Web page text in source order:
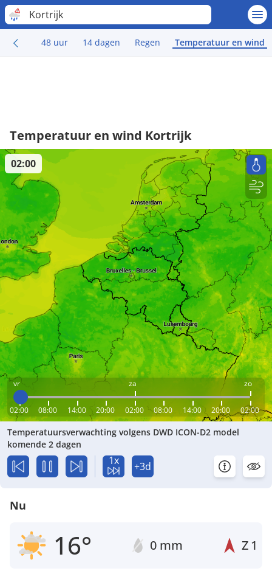
Kortrijk
48 uur 14 dagen Regen Temperatuur en wind
Temperatuur en wind Kortrijk
vr za zo
02:00 08:00 14:00 20:00 02:00 08:00 14:00 20:00 02:00
02:00
Temperatuursverwachting volgens DWD ICON-D2 model
komende 2 dagen
1x +3d
Nu
16° 0 mm Z 1